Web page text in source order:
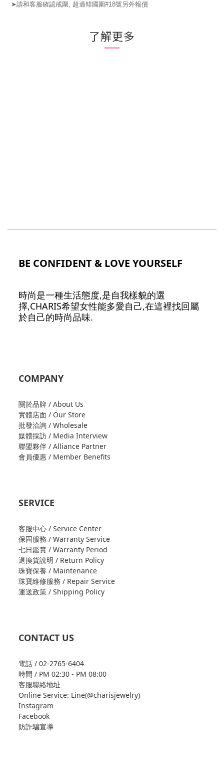
➤請和客服確認戒圍, 超過韓國圍#18號另外報價
了解更多
BE CONFIDENT & LOVE YOURSELF
時尚是一種生活態度,是自我樣貌的選
擇,CHARIS希望女性能多愛自己,在這裡找回屬
於自己的時尚品味.
COMPANY
關於品牌 / About Us
實體店面 / Our Store
批發洽詢 / Wholesale
媒體採訪 / Media Interview
聯盟夥伴 / Alliance Partner
會員優惠 / Member Benefits
SERVICE
客服中心 / Service Center
保固服務 / Warranty Service
七日鑑賞 / Warranty Period
退換貨說明 / Return Policy
珠寶保養 / Maintenance
珠寶維修服務 / Repair Service
運送政策 / Shipping Policy
CONTACT US
電話 / 02-2765-6404
時間 / PM 02:30 - PM 08:00
客服聯絡地址
Online Service: Line(@charisjewelry)
Instagram
Facebook
防詐騙宣導